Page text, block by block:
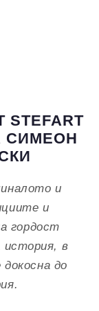
СИМЕОН
и
и
гордост
история, в
до